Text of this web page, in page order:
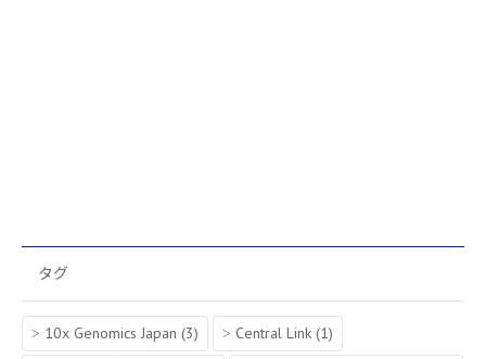
タグ
10x Genomics Japan (3) Central Link (1)